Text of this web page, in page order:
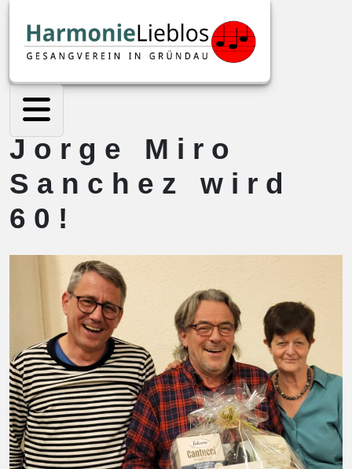
Jorge Miro
Sanchez wird
60!